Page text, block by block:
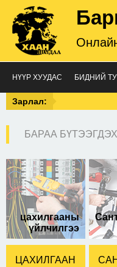
НҮҮР ХУУДАС БИДНИЙ
Зарлал:
БАРАА
цахилгааны
үйлчилгээ
ЦАХИЛГААН